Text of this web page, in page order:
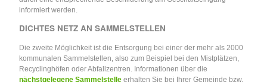
informiert werden.
DICHTES NETZ AN SAMMELSTELLEN
Die zweite Möglichkeit ist die Entsorgung bei einer der mehr als 2000
kommunalen Sammelstellen, also zum Beispiel bei den Mistplätzen,
Recyclinghöfen oder Abfallzentren. Informationen über die
nächstgelegene Sammelstelle erhalten Sie bei Ihrer Gemeinde bzw.